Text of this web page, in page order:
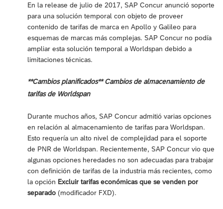
En la release de julio de 2017, SAP Concur anunció soporte
para una solución temporal con objeto de proveer
contenido de tarifas de marca en Apollo y Galileo para
esquemas de marcas más complejas. SAP Concur no podía
ampliar esta solución temporal a Worldspan debido a
limitaciones técnicas.
**Cambios planificados** Cambios de almacenamiento de
tarifas de Worldspan
Durante muchos años, SAP Concur admitió varias opciones
en relación al almacenamiento de tarifas para Worldspan.
Esto requería un alto nivel de complejidad para el soporte
de PNR de Worldspan. Recientemente, SAP Concur vio que
algunas opciones heredades no son adecuadas para trabajar
con definición de tarifas de la industria más recientes, como
la opción Excluir tarifas económicas que se venden por
separado (modificador FXD).